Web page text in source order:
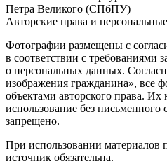
Петра Великого (СПбПУ)
Авторские права и
Фотографии размещены с
в соответствии с требованиями
о персональных данных.
изображения гражданина», все
объектами авторского права.
использование без письменного
запрещено.
При использовании материалов
источник обязательна.